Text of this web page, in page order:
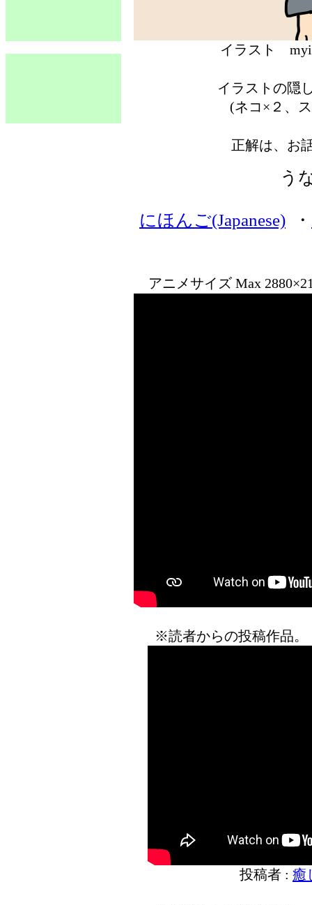
イラスト
イラストの隠
(ネコ×２、
正解は、お
う
にほんご(Japanese) ・
アニメサイズ Max
※読者からの投稿作品
投稿者 : 癒